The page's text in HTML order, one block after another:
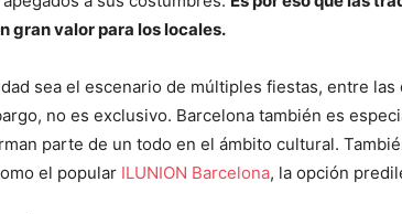
gran valor para los locales.
sea el escenario de múltiples fiestas, entre
no es exclusivo. Barcelona también es
parte de un todo en el ámbito cultural.
el popular ILUNION Barcelona, la opción